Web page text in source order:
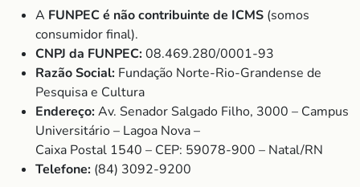
A FUNPEC é não contribuinte de ICMS (somos
consumidor final).
CNPJ da FUNPEC:08.469.280/0001-93
Razão Social: Fundação Norte-Rio-Grandense de
Pesquisa e Cultura
Endereço:Av. Senador Salgado Filho, 3000 – Campus
Universitário – Lagoa Nova –
Caixa Postal 1540 – CEP: 59078-900 – Natal/RN
Telefone: (84) 3092-9200